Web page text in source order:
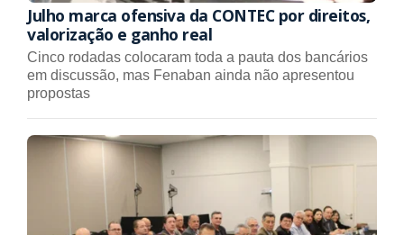
Julho marca ofensiva da CONTEC por direitos,
valorização e ganho real
Cinco rodadas colocaram toda a pauta dos bancários
em discussão, mas Fenaban ainda não apresentou
propostas